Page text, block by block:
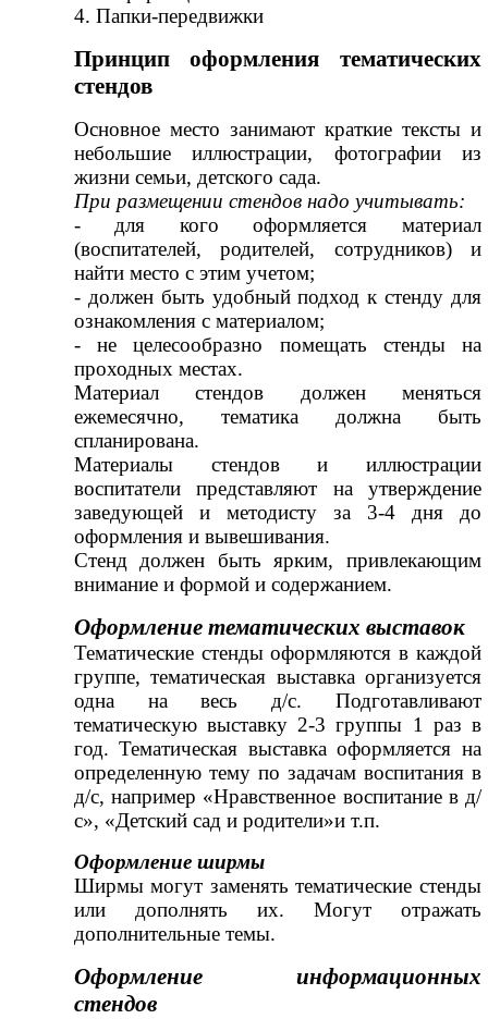
4. Папки-передвижки
Принцип оформления тематических
стендов
Основное место занимают краткие тексты и
небольшие иллюстрации, фотографии из
жизни семьи, детского сада.
При размещении стендов надо учитывать:
- для кого оформляется материал
(воспитателей, родителей, сотрудников) и
найти место с этим учетом;
- должен быть удобный подход к стенду для
ознакомления с материалом;
- не целесообразно помещать стенды на
проходных местах.
Материал стендов должен меняться
ежемесячно, тематика должна быть
спланирована.
Материалы стендов и иллюстрации
воспитатели представляют на утверждение
заведующей и методисту за 3-4 дня до
оформления и вывешивания.
Стенд должен быть ярким, привлекающим
внимание и формой и содержанием.
Оформление тематических выставок
Тематические стенды оформляются в каждой
группе, тематическая выставка организуется
одна на весь д/с. Подготавливают
тематическую выставку 2-3 группы 1 раз в
год. Тематическая выставка оформляется на
определенную тему по задачам воспитания в
д/с, например «Нравственное воспитание в д/
с», «Детский сад и родители»и т.п.
Оформление ширмы
Ширмы могут заменять тематические стенды
или дополнять их. Могут отражать
дополнительные темы.
Оформление информационных
стендов